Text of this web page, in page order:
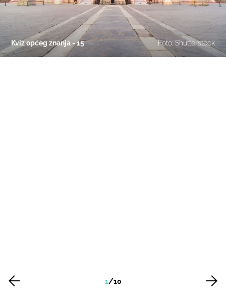
Kviz općeg znanja - 15 Foto: Shutterstock
1/10